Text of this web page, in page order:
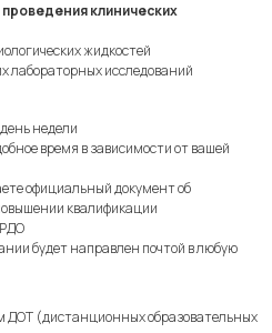
клинических
жидкостей
лабораторных исследований
недели
время в зависимости от вашей
официальный документ об
квалификации
будет направлен почтой в любую
ДОТ (дистанционных образовательных